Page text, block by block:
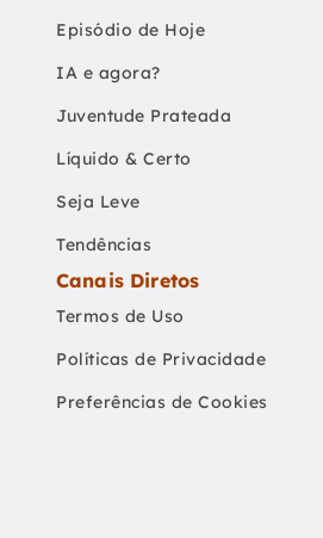
Episódio de Hoje
IA e agora?
Juventude Prateada
Líquido & Certo
Seja Leve
Tendências
Canais Diretos
Termos de Uso
Políticas de Privacidade
Preferências de Cookies